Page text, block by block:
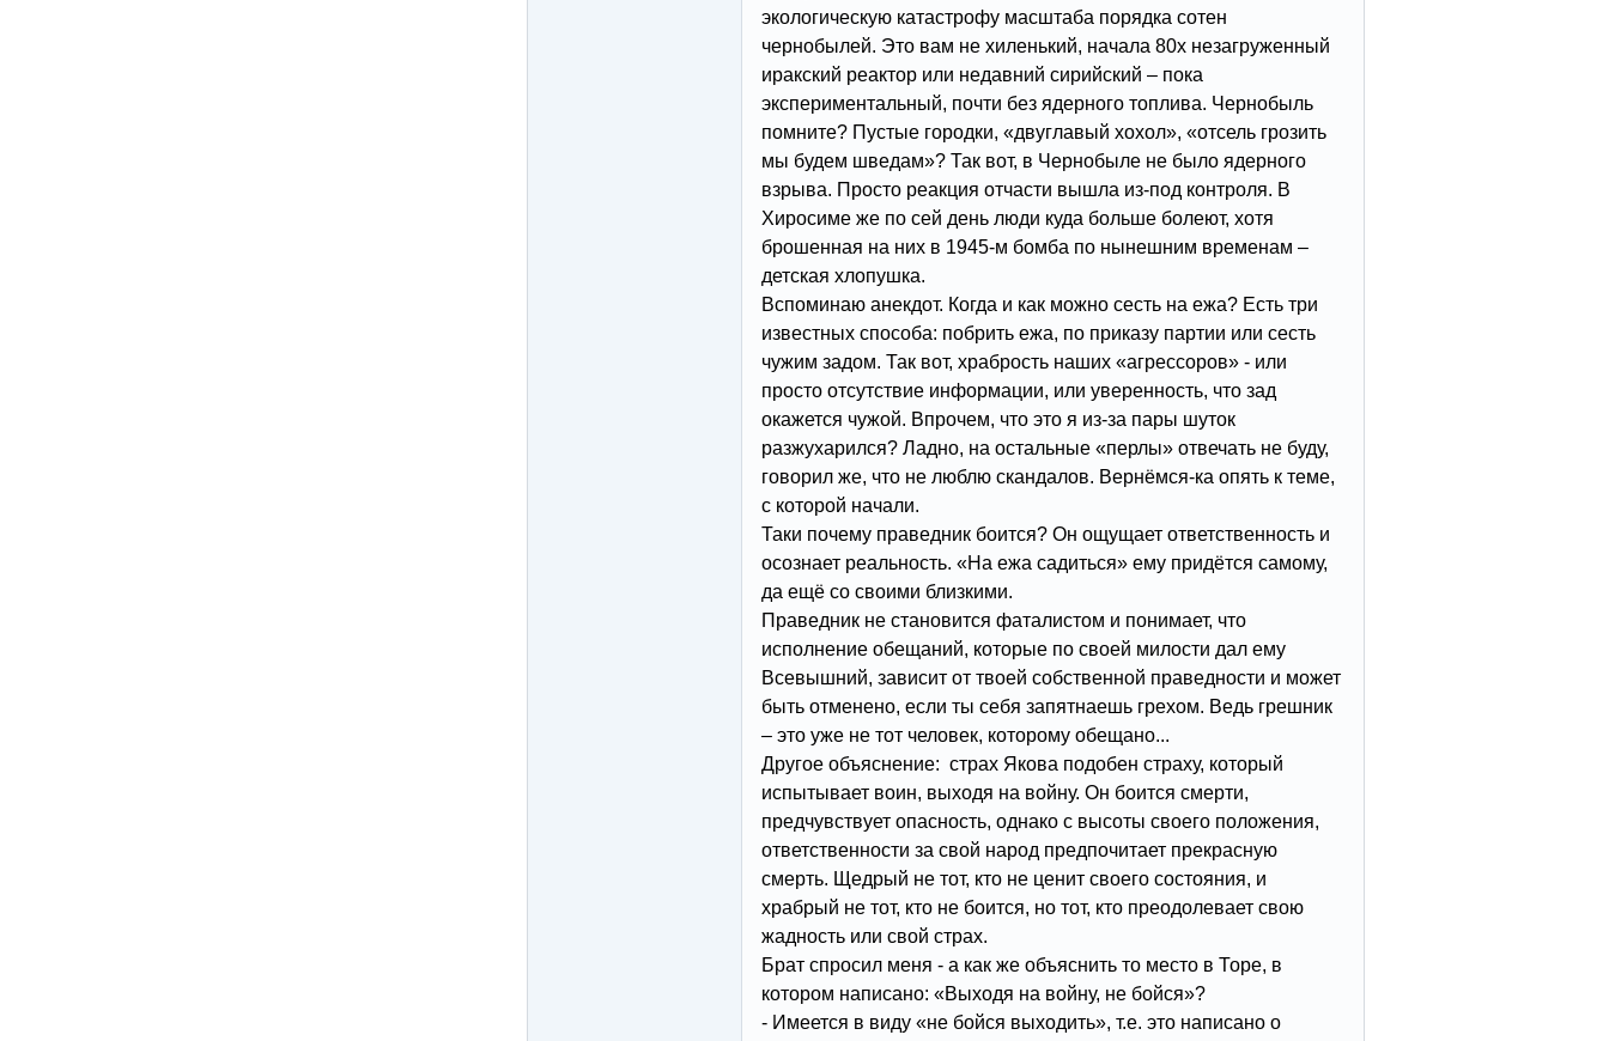
экологическую катастрофу масштаба порядка сотен
чернобылей. Это вам не хиленький, начала 80х незагруженный
иракский реактор или недавний сирийский – пока
экспериментальный, почти без ядерного топлива. Чернобыль
помните? Пустые городки, «двуглавый хохол», «отсель грозить
мы будем шведам»? Так вот, в Чернобыле не было ядерного
взрыва. Просто реакция отчасти вышла из-под контроля. В
Хиросиме же по сей день люди куда больше болеют, хотя
брошенная на них в 1945-м бомба по нынешним временам –
детская хлопушка.
Вспоминаю анекдот. Когда и как можно сесть на ежа? Есть три
известных способа: побрить ежа, по приказу партии или сесть
чужим задом. Так вот, храбрость наших «агрессоров» - или
просто отсутствие информации, или уверенность, что зад
окажется чужой. Впрочем, что это я из-за пары шуток
разжухарился? Ладно, на остальные «перлы» отвечать не буду,
говорил же, что не люблю скандалов. Вернёмся-ка опять к теме,
с которой начали.
Таки почему праведник боится? Он ощущает ответственность и
осознает реальность. «На ежа садиться» ему придётся самому,
да ещё со своими близкими.
Праведник не становится фаталистом и понимает, что
исполнение обещаний, которые по своей милости дал ему
Всевышний, зависит от твоей собственной праведности и может
быть отменено, если ты себя запятнаешь грехом. Ведь грешник
– это уже не тот человек, которому обещано...
Другое объяснение: страх Якова подобен страху, который
испытывает воин, выходя на войну. Он боится смерти,
предчувствует опасность, однако с высоты своего положения,
ответственности за свой народ предпочитает прекрасную
смерть. Щедрый не тот, кто не ценит своего состояния, и
храбрый не тот, кто не боится, но тот, кто преодолевает свою
жадность или свой страх.
Брат спросил меня - а как же объяснить то место в Торе, в
котором написано: «Выходя на войну, не бойся»?
- Имеется в виду «не бойся выходить», т.е. это написано о